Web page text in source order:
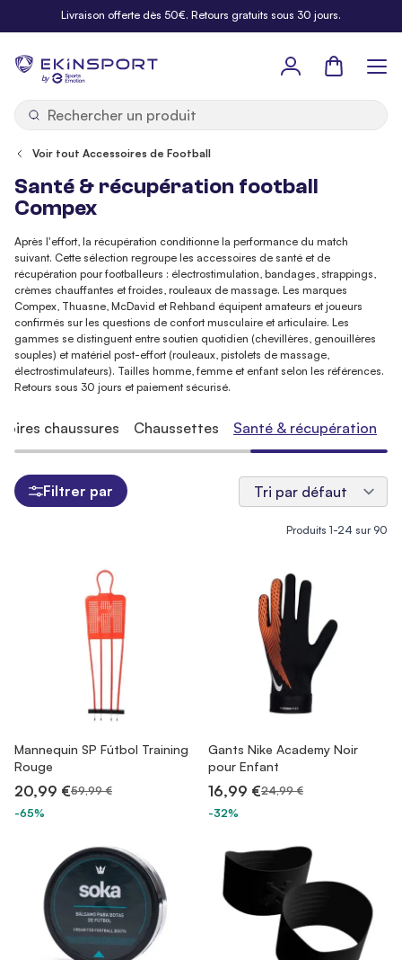
Allez au contenuLivraison offerte dès 50€. Retours gratuits sous 30 jours.
by
Panier
Voir tout Accessoires de Football
Santé & récupération football
Compex
Après l'effort, la récupération conditionne la performance du match
suivant. Cette sélection regroupe les accessoires de santé et de
récupération pour footballeurs : électrostimulation, bandages, strappings,
crèmes chauffantes et froides, rouleaux de massage. Les marques
Compex, Thuasne, McDavid et Rehband équipent amateurs et joueurs
confirmés sur les questions de confort musculaire et articulaire. Les
gammes se distinguent entre soutien quotidien (chevillères, genouillères
souples) et matériel post-effort (rouleaux, pistolets de massage,
électrostimulateurs). Tailles homme, femme et enfant selon les références.
Retours sous 30 jours et paiement sécurisé.
Produits 1-24 sur 90
Mannequin SP Fútbol Training
Rouge
20,99 €59,99 €
-65%
Gants Nike Academy Noir
pour Enfant
16,99 €24,99 €
-32%
chaussures Chaussettes Santé & récupération
Filtrer par